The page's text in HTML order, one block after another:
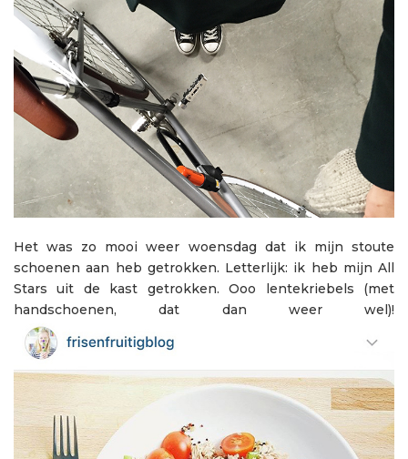
Het was zo mooi weer woensdag dat ik mijn stoute
schoenen aan heb getrokken. Letterlijk: ik heb mijn All
Stars uit de kast getrokken. Ooo lentekriebels (met
handschoenen, dat dan weer wel)!